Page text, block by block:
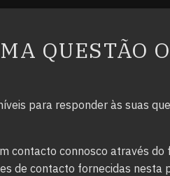
QUESTÃO
para responder às suas
contacto connosco através do
de contacto fornecidas nesta